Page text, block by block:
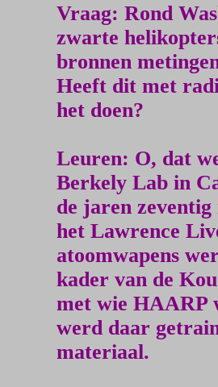
Vraag: Rond
zwarte
bronnen
Heeft dit met
het doen?
Leuren: O, dat
Berkely Lab in
de jaren
het Lawrence
atoomwapens
kader van de
met wie HAARP
werd daar
materiaal.